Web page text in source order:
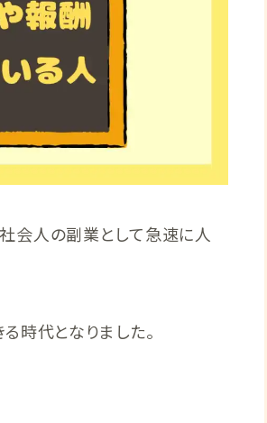
会人の副業として急速に人
時代となりました。